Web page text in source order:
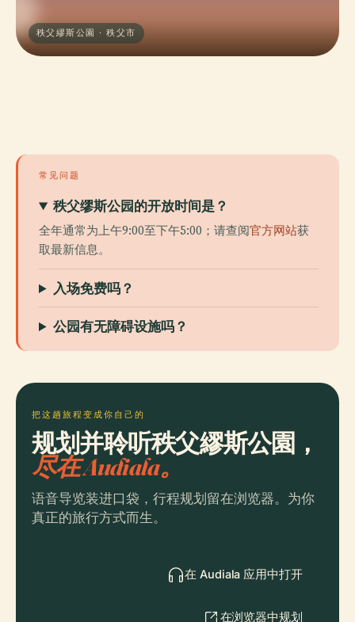
秩父繆斯公園 · 秩父市
常见问题
秩父缪斯公园的开放时间是？
全年通常为上午9:00至下午5:00；请查阅官方网站获
取最新信息。
入场免费吗？
公园有无障碍设施吗？
把这趟旅程变成你自己的
规划并聆听秩父繆斯公園，
尽在 Audiala。
语音导览装进口袋，行程规划留在浏览器。为你
真正的旅行方式而生。
在 Audiala 应用中打开
在浏览器中规划